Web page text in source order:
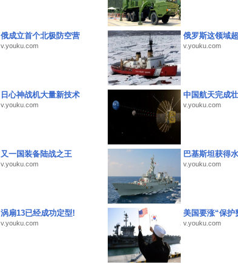
俄成立首个北极防空营
v.youku.com
俄罗斯这领域
v.youku.com
日心神战机大量新技术
v.youku.com
中国航天完成
v.youku.com
又一国装备陆战之王
v.youku.com
巴基斯坦获得
v.youku.com
涡扇13已经成功定型!
v.youku.com
美国要涨“保护
v.youku.com